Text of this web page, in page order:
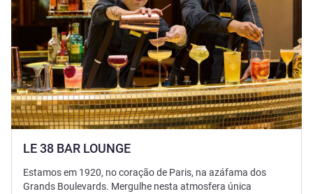
LE 38 BAR LOUNGE
Estamos em 1920, no coração de Paris, na azáfama dos
Grands Boulevards. Mergulhe nesta atmosfera única